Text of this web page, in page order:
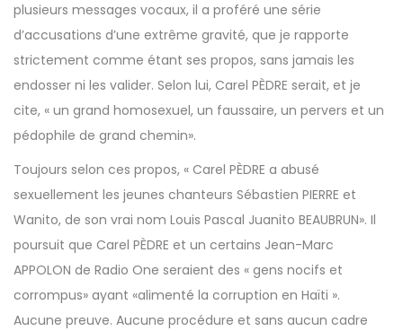
plusieurs messages vocaux, il a proféré une série
d’accusations d’une extrême gravité, que je rapporte
strictement comme étant ses propos, sans jamais les
endosser ni les valider. Selon lui, Carel PÈDRE serait, et je
cite, « un grand homosexuel, un faussaire, un pervers et un
pédophile de grand chemin».
Toujours selon ces propos, « Carel PÈDRE a abusé
sexuellement les jeunes chanteurs Sébastien PIERRE et
Wanito, de son vrai nom Louis Pascal Juanito BEAUBRUN». Il
poursuit que Carel PÈDRE et un certains Jean-Marc
APPOLON de Radio One seraient des « gens nocifs et
corrompus» ayant «alimenté la corruption en Haïti ».
Aucune preuve. Aucune procédure et sans aucun cadre